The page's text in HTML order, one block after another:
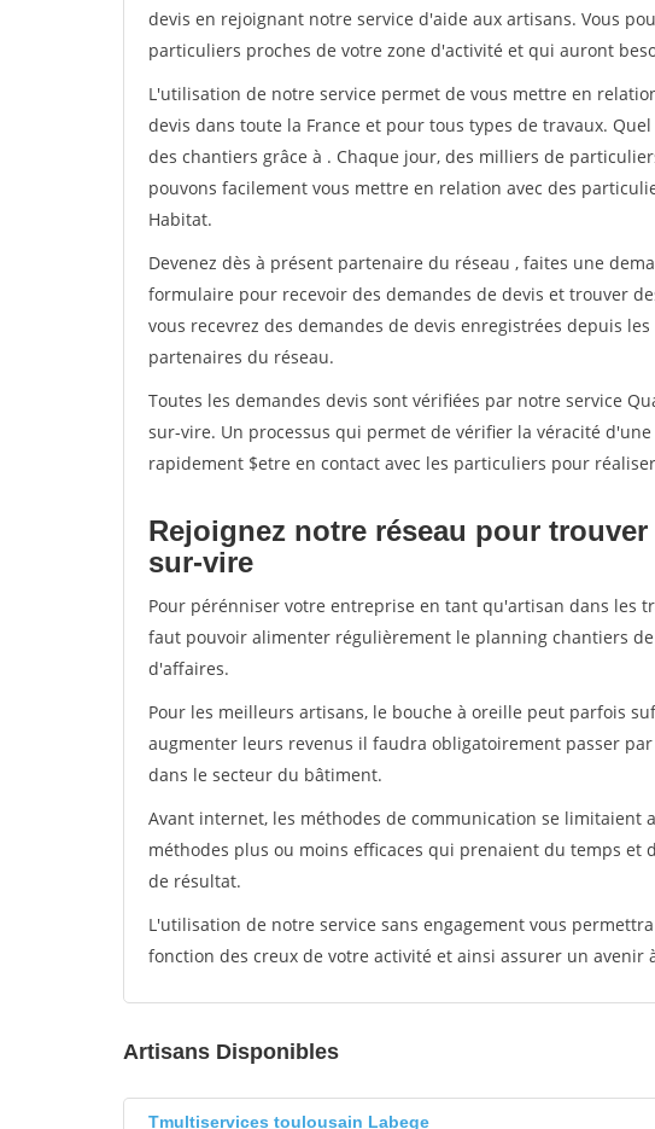
devis en rejoignant notre service d'aide aux artisans. Vous
particuliers proches de votre zone d'activité et qui auront
L'utilisation de notre service permet de vous mettre en
devis dans toute la France et pour tous types de travaux.
des chantiers grâce à . Chaque jour, des milliers de
pouvons facilement vous mettre en relation avec des
Habitat.
Devenez dès à présent partenaire du réseau , faites une
formulaire pour recevoir des demandes de devis et trouver
vous recevrez des demandes de devis enregistrées depuis
partenaires du réseau.
Toutes les demandes devis sont vérifiées par notre service
sur-vire. Un processus qui permet de vérifier la véracité
rapidement $etre en contact avec les particuliers pour
Rejoignez notre réseau pour
sur-vire
Pour pérénniser votre entreprise en tant qu'artisan dans les
faut pouvoir alimenter régulièrement le planning chantiers
d'affaires.
Pour les meilleurs artisans, le bouche à oreille peut parfois
augmenter leurs revenus il faudra obligatoirement passer
dans le secteur du bâtiment.
Avant internet, les méthodes de communication se limitaient
méthodes plus ou moins efficaces qui prenaient du temps et
de résultat.
L'utilisation de notre service sans engagement vous
fonction des creux de votre activité et ainsi assurer un avenir
Artisans Disponibles
Tmultiservices toulousain Labege